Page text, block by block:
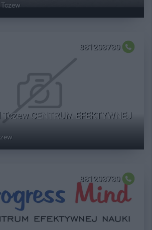
881203730
CENTRUM EFEKTYWNEJ
881203730